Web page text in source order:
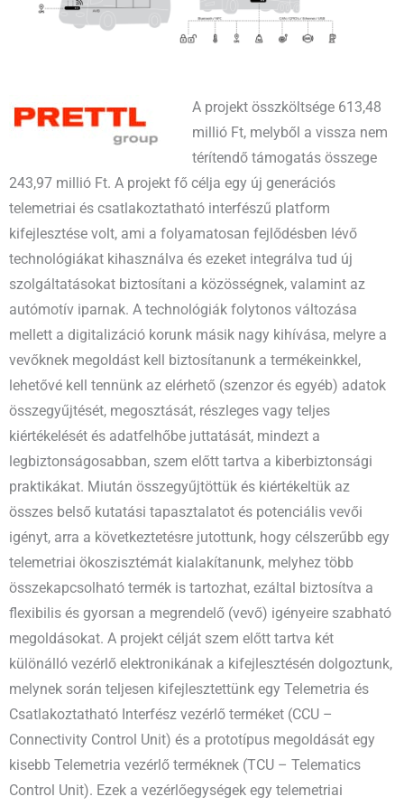
A projekt összköltsége 613,48
millió Ft, melyből a vissza nem
térítendő támogatás összege
243,97 millió Ft. A projekt fő célja egy új generációs
telemetriai és csatlakoztatható interfészű platform
kifejlesztése volt, ami a folyamatosan fejlődésben lévő
technológiákat kihasználva és ezeket integrálva tud új
szolgáltatásokat biztosítani a közösségnek, valamint az
autómotív iparnak. A technológiák folytonos változása
mellett a digitalizáció korunk másik nagy kihívása, melyre a
vevőknek megoldást kell biztosítanunk a termékeinkkel,
lehetővé kell tennünk az elérhető (szenzor és egyéb) adatok
összegyűjtését, megosztását, részleges vagy teljes
kiértékelését és adatfelhőbe juttatását, mindezt a
legbiztonságosabban, szem előtt tartva a kiberbiztonsági
praktikákat. Miután összegyűjtöttük és kiértékeltük az
összes belső kutatási tapasztalatot és potenciális vevői
igényt, arra a következtetésre jutottunk, hogy célszerűbb egy
telemetriai ökoszisztémát kialakítanunk, melyhez több
összekapcsolható termék is tartozhat, ezáltal biztosítva a
flexibilis és gyorsan a megrendelő (vevő) igényeire szabható
megoldásokat. A projekt célját szem előtt tartva két
különálló vezérlő elektronikának a kifejlesztésén dolgoztunk,
melynek során teljesen kifejlesztettünk egy Telemetria és
Csatlakoztatható Interfész vezérlő terméket (CCU –
Connectivity Control Unit) és a prototípus megoldását egy
kisebb Telemetria vezérlő terméknek (TCU – Telematics
Control Unit). Ezek a vezérlőegységek egy telemetriai